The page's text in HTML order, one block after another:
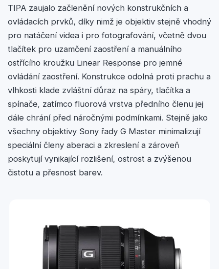
TIPA zaujalo začlenění nových konstrukčních a
ovládacích prvků, díky nimž je objektiv stejně vhodný
pro natáčení videa i pro fotografování, včetně dvou
tlačítek pro uzamčení zaostření a manuálního
ostřícího kroužku Linear Response pro jemné
ovládání zaostření. Konstrukce odolná proti prachu a
vlhkosti klade zvláštní důraz na spáry, tlačítka a
spínače, zatímco fluorová vrstva předního členu jej
dále chrání před náročnými podmínkami. Stejně jako
všechny objektivy Sony řady G Master minimalizují
speciální členy aberaci a zkreslení a zároveň
poskytují vynikající rozlišení, ostrost a zvýšenou
čistotu a přesnost barev.